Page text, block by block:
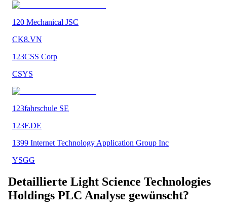
120 Mechanical JSC
CK8.VN
123CSS Corp
CSYS
123fahrschule SE
123F.DE
1399 Internet Technology Application Group Inc
YSGG
Detaillierte Light Science Technologies
Holdings PLC Analyse gewünscht?